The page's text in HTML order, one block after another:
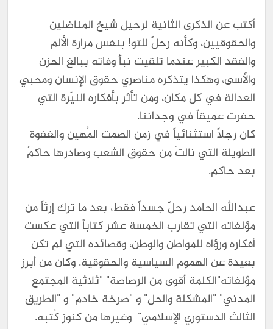
أكتب عن الذكرى الثانية لرحيل شيخ المناضلين
والحقوقيين، وكأنه رحلَّ للتو! بنفس مرارة الألم
والفقد الكبير عندما تلقيت نبأ وفاته ببالغ الحزن
والأسى، وهكذا يتذكره مناصري حقوق الإنسان ومحبي
العدالة في كل مكان، ومن تأثر بأفكاره النيّرة التي
حفرت عميقاً في وجداننا.
كان رجلاً استثنائياً في زمن الصمت المُهين والغفوة
الطويلة التي نالتْ من حقوق الشعب وصادرها حاكمٌ
بعد حاكم.
عبدالله الحامد رحلّ جسداً فقط، بعد ما ترك إرثاً من
مؤلفاته التي تقارب الخمسة عشر كتاباً التي عكست
أفكاره ورؤاه للمواطن والوطن، وقصائده التي لم تكن
بعيدة عن الهموم السياسية والحقوقية. وكان من أبرز
مؤلفاته"الكلمة أقوى من الرصاصة" "ثلاثية المجتمع
المدني" "المشكلة والحل" و "صرخة خادم" و "الطريق
الثالث الدستوري الإسلامي" وغيرها من كنوز كُتبه.